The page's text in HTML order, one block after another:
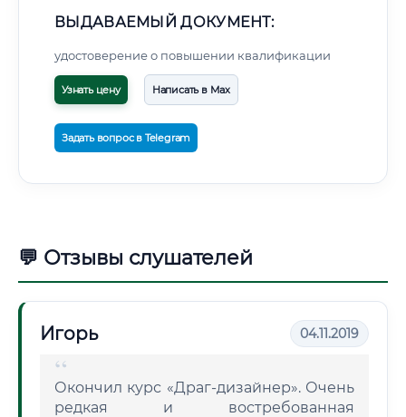
ВЫДАВАЕМЫЙ ДОКУМЕНТ:
удостоверение о повышении квалификации
Узнать цену Написать в Max
Задать вопрос в Telegram
💬 Отзывы слушателей
Игорь 04.11.2019
Окончил курс «Драг-дизайнер». Очень
редкая и востребованная